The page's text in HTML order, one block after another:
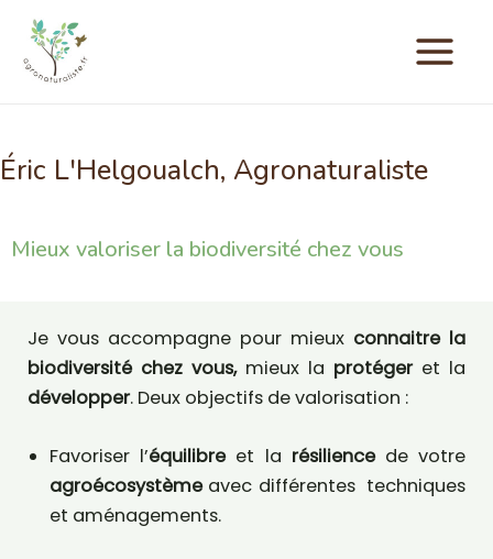
Éric L'Helgoualch, Agronaturaliste
Mieux valoriser la biodiversité chez vous
Je vous accompagne pour mieux connaitre la
biodiversité chez vous, mieux la protégeret la
développer. Deux objectifs de valorisation :
Favoriser l’équilibreet la résiliencede votre
agroécosystèmeavec différentes techniques
et aménagements.